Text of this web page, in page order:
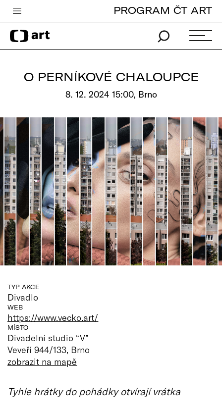
Česká televize
Zpravodajství
Pro děti
edu
Vše o ČT
PROGRAM ČT ART
O PERNÍKOVÉ CHALOUPCE
8. 12. 2024 15:00, Brno
TYP AKCE
Divadlo
WEB
https://www.vecko.art/
MÍSTO
Divadelní studio “V”
Veveří 944/133, Brno
zobrazit na mapě
Tyhle hrátky do pohádky otvírají vrátka